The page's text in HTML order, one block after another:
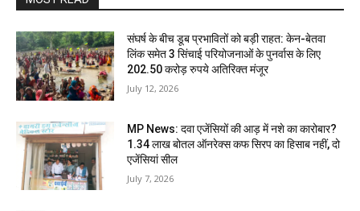
संघर्ष के बीच डूब प्रभावितों को बड़ी राहत: केन-बेतवा
लिंक समेत 3 सिंचाई परियोजनाओं के पुनर्वास के लिए
202.50 करोड़ रुपये अतिरिक्त मंजूर
July 12, 2026
MP News: दवा एजेंसियों की आड़ में नशे का कारोबार?
1.34 लाख बोतल ऑनरेक्स कफ सिरप का हिसाब नहीं, दो
एजेंसियां सील
July 7, 2026